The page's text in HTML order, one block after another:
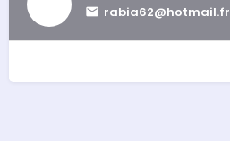
rabia62@hotmail.fr